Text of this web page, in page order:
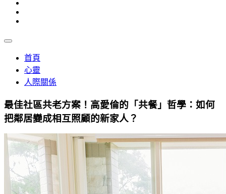
首頁
心靈
人際關係
最佳社區共老方案！高愛倫的「共餐」哲學：如何
把鄰居變成相互照顧的新家人？